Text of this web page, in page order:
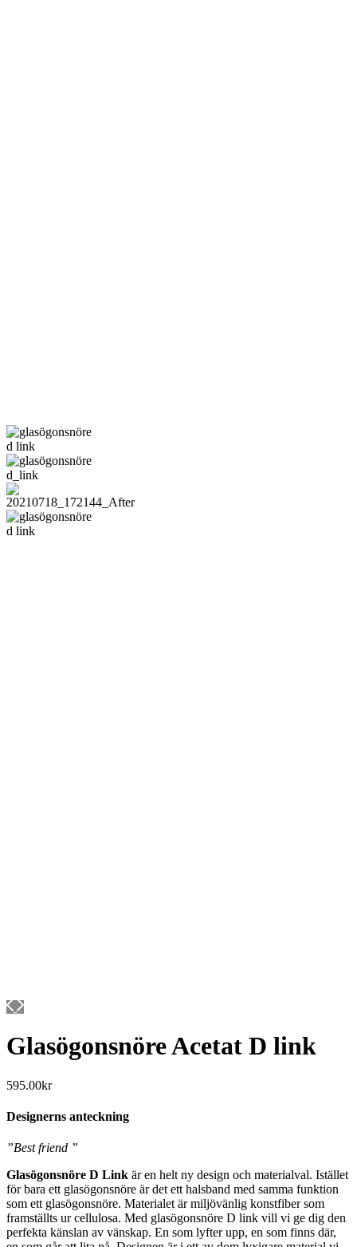
Glasögonsnöre Acetat D link
595.00kr
Designerns anteckning
”Best friend ”
Glasögonsnöre D Link är en helt ny design och materialval. Istället
för bara ett glasögonsnöre är det ett halsband med samma funktion
som ett glasögonsnöre. Materialet är miljövänlig konstfiber som
framställts ur cellulosa. Med glasögonsnöre D link vill vi ge dig den
perfekta känslan av vänskap. En som lyfter upp, en som finns där,